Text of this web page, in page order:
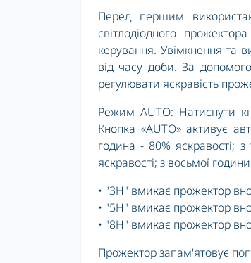
Перед першим
світлодіодного
керування. Увімкнення та
від часу доби. За
регулювати яскравість
Режим AUTO: Натиснути
Кнопка «AUTO» активує
година - 80% яскравості;
яскравості; з восьмої
• "3H" вмикає прожектор
• "5H" вмикає прожектор
• "8H" вмикає прожектор
Прожектор запам'ятовує